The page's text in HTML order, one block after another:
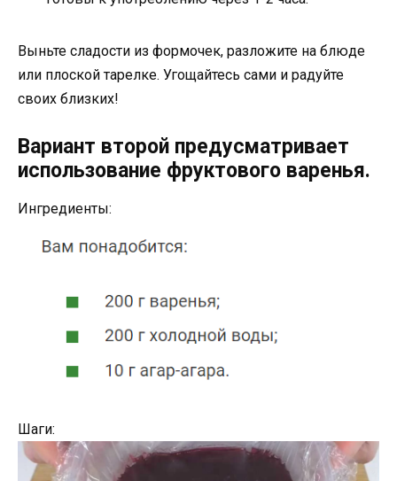
Выньте сладости из формочек, разложите на блюде
или плоской тарелке. Угощайтесь сами и радуйте
своих близких!
Вариант второй предусматривает
использование фруктового варенья.
Ингредиенты:
Шаги: